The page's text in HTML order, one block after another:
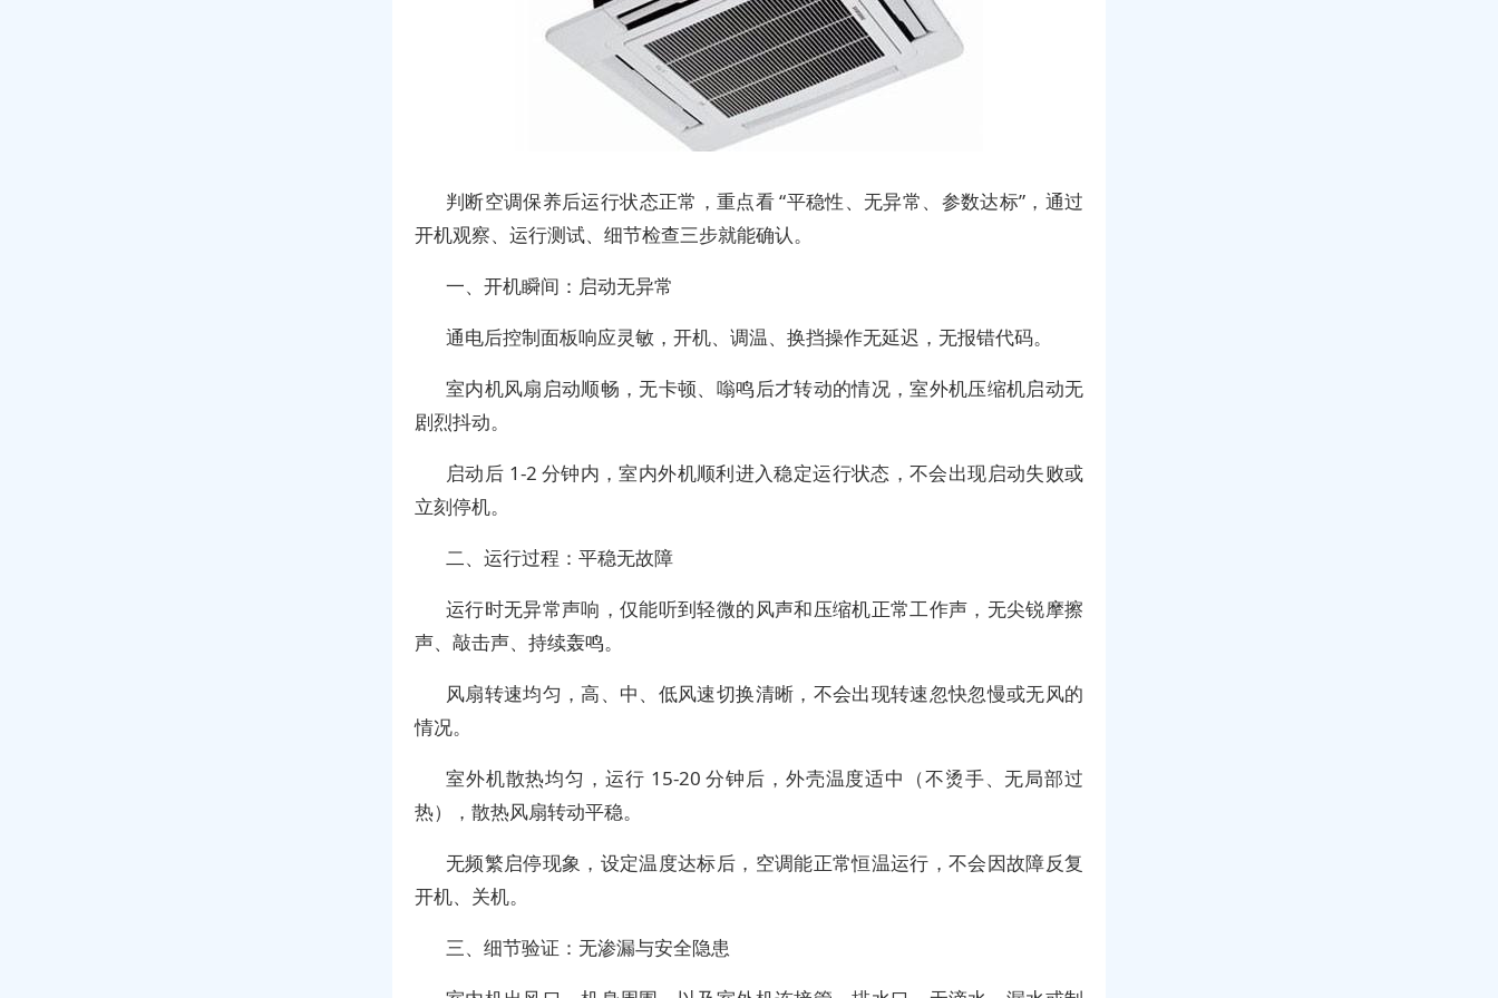
判断空调保养后运行状态正常，重点看 “平稳性、无异常、参数达标”，通过
开机观察、运行测试、细节检查三步就能确认。
一、开机瞬间：启动无异常
通电后控制面板响应灵敏，开机、调温、换挡操作无延迟，无报错代码。
室内机风扇启动顺畅，无卡顿、嗡鸣后才转动的情况，室外机压缩机启动无
剧烈抖动。
启动后 1-2 分钟内，室内外机顺利进入稳定运行状态，不会出现启动失败或
立刻停机。
二、运行过程：平稳无故障
运行时无异常声响，仅能听到轻微的风声和压缩机正常工作声，无尖锐摩擦
声、敲击声、持续轰鸣。
风扇转速均匀，高、中、低风速切换清晰，不会出现转速忽快忽慢或无风的
情况。
室外机散热均匀，运行 15-20 分钟后，外壳温度适中（不烫手、无局部过
热），散热风扇转动平稳。
无频繁启停现象，设定温度达标后，空调能正常恒温运行，不会因故障反复
开机、关机。
三、细节验证：无渗漏与安全隐患